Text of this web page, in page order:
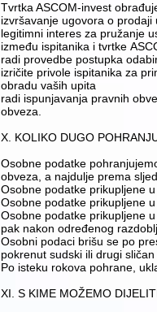
Tvrtka ASCOM-invest
​izvršavanje ugovora o
​legitimni interes za pružanje
između ispitanika i tvrtke
radi provedbe postupka
​izričite privole ispitanika za
obradu vaših upita
​radi ispunjavanja pravnih
obveza.
​​​​X. KOLIKO DUGO
Osobne podatke
obveza, a najdulje prema
​Osobne podatke prikupljene
​Osobne podatke prikupljene
​Osobne podatke prikupljene
pak nakon određenog
​Osobni podaci brišu se po
pokrenut sudski ili drugi
Po isteku rokova pohrane,
XI. S KIME MOŽEMO